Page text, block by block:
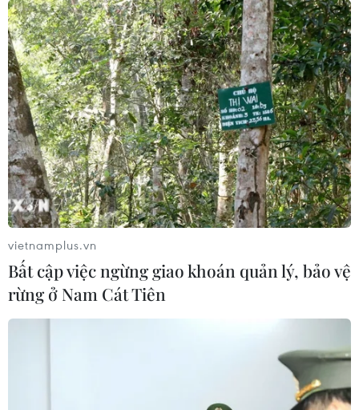
vietnamplus.vn
Bất cập việc ngừng giao khoán quản lý, bảo vệ
rừng ở Nam Cát Tiên